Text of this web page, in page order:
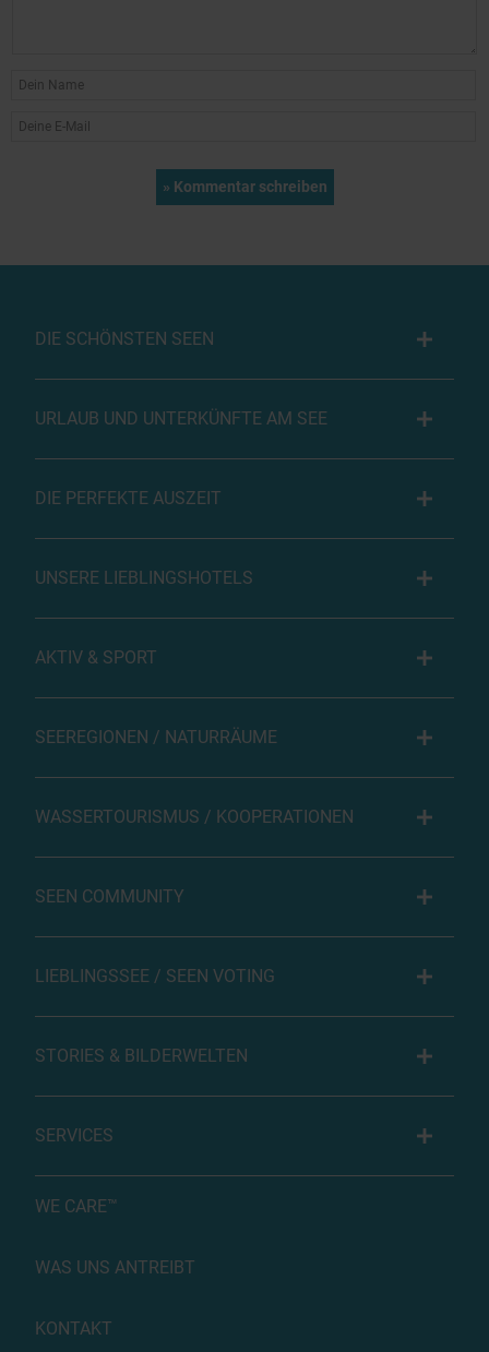
DIE SCHÖNSTEN SEEN
URLAUB UND UNTERKÜNFTE AM SEE
DIE PERFEKTE AUSZEIT
UNSERE LIEBLINGSHOTELS
AKTIV & SPORT
SEEREGIONEN / NATURRÄUME
WASSERTOURISMUS / KOOPERATIONEN
SEEN COMMUNITY
LIEBLINGSSEE / SEEN VOTING
STORIES & BILDERWELTEN
SERVICES
WE CARE™
WAS UNS ANTREIBT
KONTAKT